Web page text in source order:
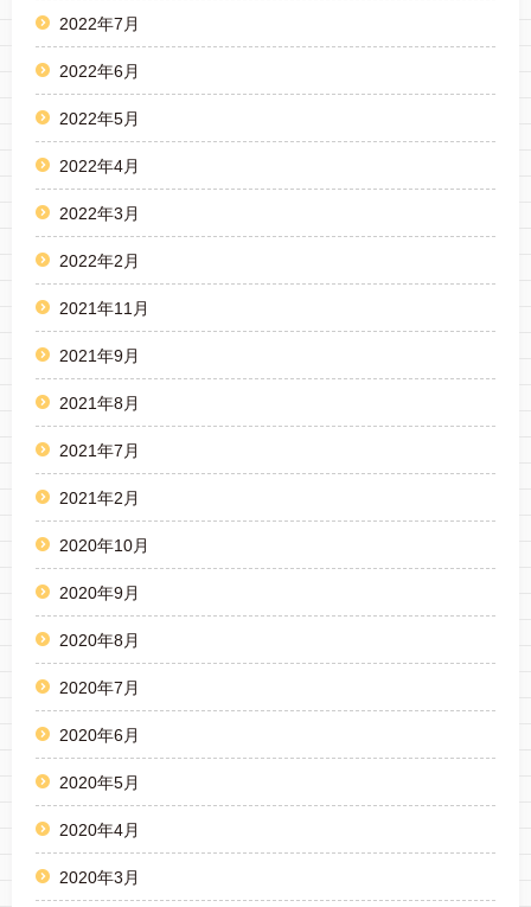
2022年7月
2022年6月
2022年5月
2022年4月
2022年3月
2022年2月
2021年11月
2021年9月
2021年8月
2021年7月
2021年2月
2020年10月
2020年9月
2020年8月
2020年7月
2020年6月
2020年5月
2020年4月
2020年3月